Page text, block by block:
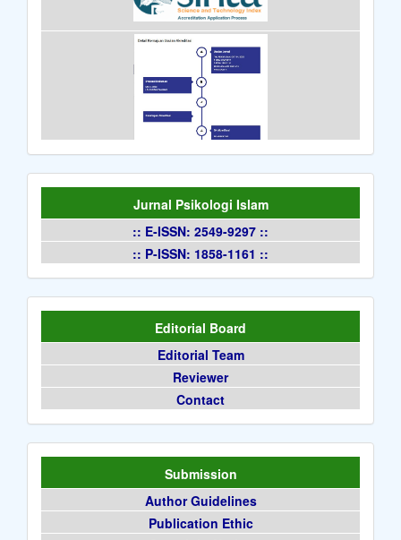
Jurnal Psikologi Islam
:: E-ISSN: 2549-9297 ::
:: P-ISSN: 1858-1161 ::
Editorial Board
Editorial Team
Reviewer
Contact
Submission
Author Guidelines
Publication Ethic